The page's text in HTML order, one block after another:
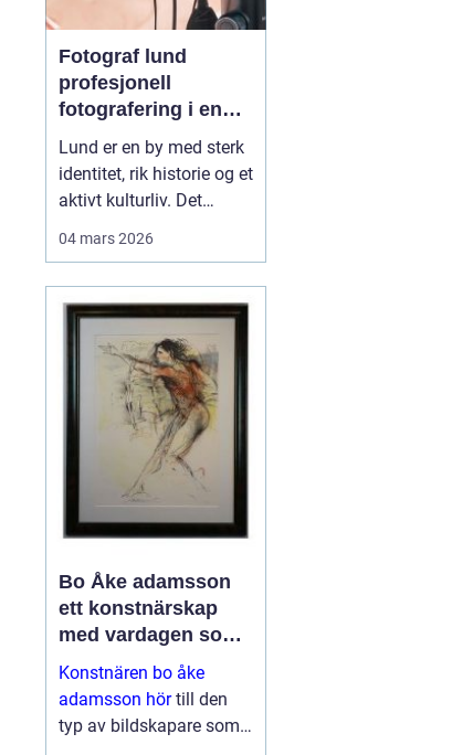
Fotograf lund
profesjonell
fotografering i en
levende
universitetsby
Lund er en by med sterk
identitet, rik historie og et
aktivt kulturliv. Det
kunstneriske portretter
og reklamebilder til
landbruksfoto og
dokumentasjon av
forskning. Når bedrifter,
04 mars 2026
Bo Åke adamsson
ett konstnärskap
med vardagen som
scen
Konstnären bo åke
adamsson hörtill den
typ av bildskapare som